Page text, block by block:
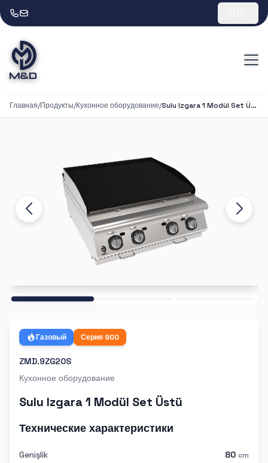
Главная/Продукты/Кухонное оборудование/ Sulu Izgara 1 Modül Set Üstü
Газовый Серия 900
ZMD.9ZG20S
Кухонное оборудование
Sulu Izgara 1 Modül Set Üstü
Технические характеристики
Genişlik 80 cm